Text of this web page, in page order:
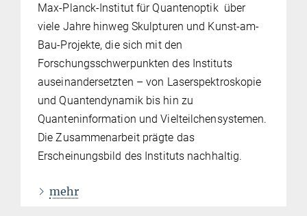
Max-Planck-Institut für Quantenoptik über
viele Jahre hinweg Skulpturen und Kunst-am-
Bau-Projekte, die sich mit den
Forschungsschwerpunkten des Instituts
auseinandersetzten – von Laserspektroskopie
und Quantendynamik bis hin zu
Quanteninformation und Vielteilchensystemen.
Die Zusammenarbeit prägte das
Erscheinungsbild des Instituts nachhaltig.
mehr